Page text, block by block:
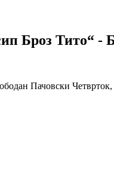
Броз Тито“ -
Пачовски